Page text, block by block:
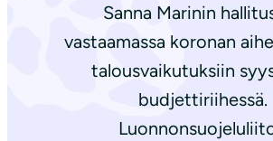
Sanna Marinin
vastaamassa koronan
talousvaikutuksiin
budjettiriihessä.